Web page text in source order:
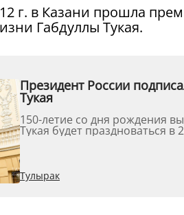
г. в Казани прошла
Габдуллы Тукая.
Президент России
Тукая
150-летие со дня рождения
Тукая будет праздноваться в
Тулырак